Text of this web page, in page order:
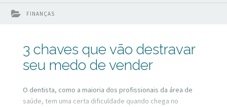
FINANÇAS
3 chaves que vão destravar
seu medo de vender
O dentista, como a maioria dos profissionais da área de
saúde, tem uma certa dificuldade quando chega no